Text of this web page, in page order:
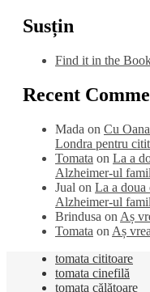
Susțin
Find it in the
Recent
Mada on Cu
Londra pentru
Tomata on La a
Alzheimer-ul
Jual on La a
Alzheimer-ul
Brindusa on Aș
Tomata on Aș
tomata cititoare
tomata cinefilă
tomata călătoare